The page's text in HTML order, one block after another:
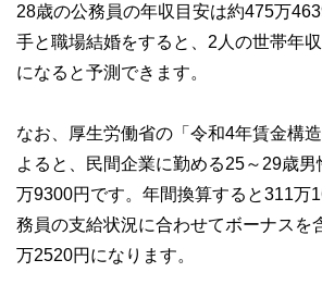
28歳の公務員の年収目安は約475万
手と職場結婚をすると、2人の世帯年
になると予測できます。
なお、厚生労働省の「令和4年賃金構
よると、民間企業に勤める25～29歳
万9300円です。年間換算すると311万
務員の支給状況に合わせてボーナスを
万2520円になります。